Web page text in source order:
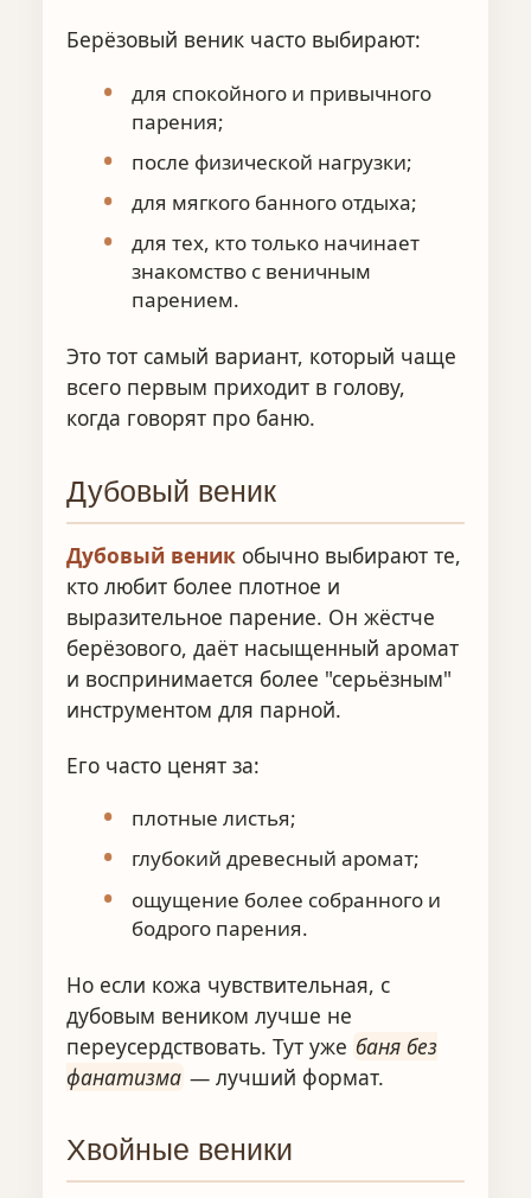
Берёзовый веник часто выбирают:
для спокойного и привычного
парения;
после физической нагрузки;
для мягкого банного отдыха;
для тех, кто только начинает
знакомство с веничным
парением.
Это тот самый вариант, который чаще
всего первым приходит в голову,
когда говорят про баню.
Дубовый веник
Дубовый веник обычно выбирают те,
кто любит более плотное и
выразительное парение. Он жёстче
берёзового, даёт насыщенный аромат
и воспринимается более "серьёзным"
инструментом для парной.
Его часто ценят за:
плотные листья;
глубокий древесный аромат;
ощущение более собранного и
бодрого парения.
Но если кожа чувствительная, с
дубовым веником лучше не
переусердствовать. Тут уже баня без
фанатизма — лучший формат.
Хвойные веники